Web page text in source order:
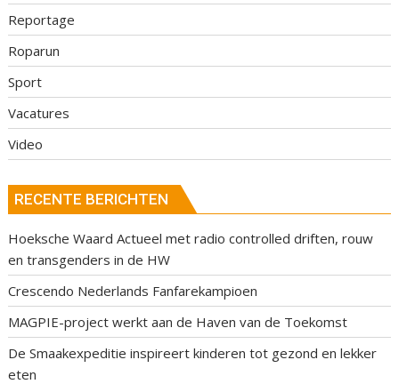
Reportage
Roparun
Sport
Vacatures
Video
RECENTE BERICHTEN
Hoeksche Waard Actueel met radio controlled driften, rouw
en transgenders in de HW
Crescendo Nederlands Fanfarekampioen
MAGPIE-project werkt aan de Haven van de Toekomst
De Smaakexpeditie inspireert kinderen tot gezond en lekker
eten